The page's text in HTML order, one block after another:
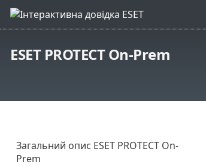
ESET PROTECT On-Prem